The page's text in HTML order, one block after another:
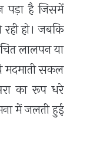
पड़ा है जिसमें
हो। जबकि
लालपन या
मदमाती सकल
का रूप धरे
में जलती हुई